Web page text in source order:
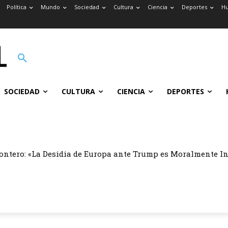
Política Mundo Sociedad Cultura Ciencia Deportes
SOCIEDAD CULTURA CIENCIA DEPORTES
«La Desidia de Europa ante Trump es Moralmente